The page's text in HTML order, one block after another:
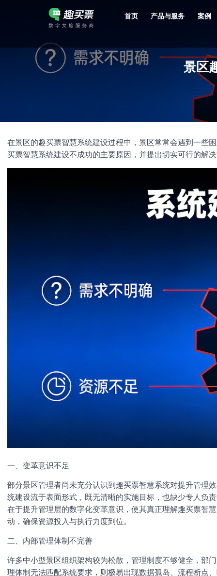
首页 产品与服务 案例
景区
在景区的趣买票智慧系统建设过程中，景区常常会遇到一些
买票智慧系统建设不成功的主要原因，并提出切实可行的解
一、变革意识不足
部分景区管理者尚未充分认识到趣买票智慧系统对提升管理
统建设流于表面形式，既无清晰的实施目标，也缺少专人负
在于提升管理层的数字化变革意识，使其真正理解趣买票智
动，确保资源投入与执行力度到位。
二、内部管理体制不完善
许多中小型景区组织架构较为松散，管理制度不够健全，部
理体制无法匹配系统要求，则极易出现数据孤岛、流程断点